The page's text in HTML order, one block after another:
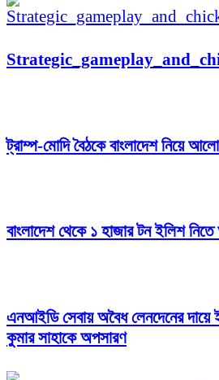
ট্রাম্প-মোদি বৈঠকে বাংলাদেশ নিয়ে
বাংলাদেশ থেকে ১ হাজার টন ইলিশ
এনআইডি সেবায় অবৈধ লেনদেনের দায়ে
কুমার সাহাকে অপসারণ